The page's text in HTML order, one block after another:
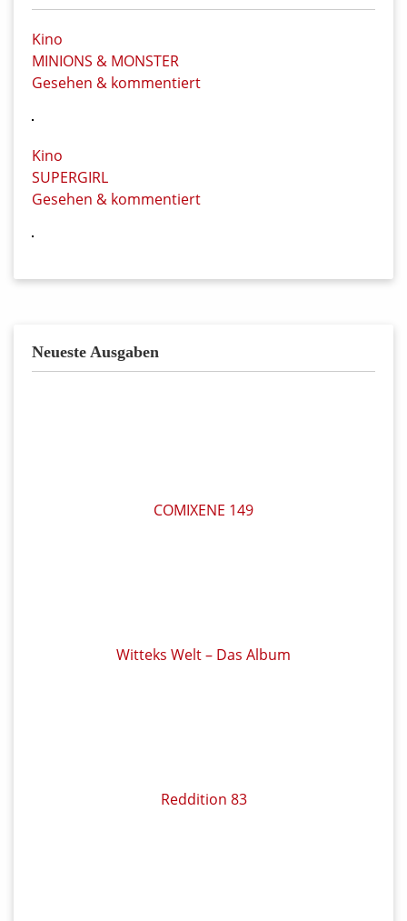
Kino
MINIONS & MONSTER
Gesehen & kommentiert
Kino
SUPERGIRL
Gesehen & kommentiert
Neueste Ausgaben